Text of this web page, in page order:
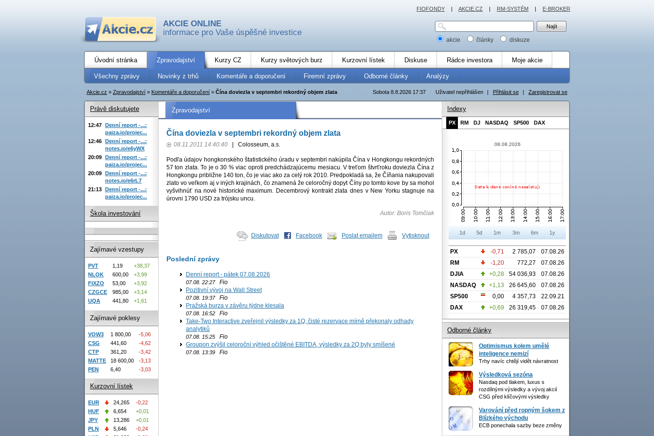
AKCIE ONLINE
informace pro Vaše úspěšné investice
akcie články diskuze
Úvodní stránka Zpravodajství Kurzy CZ Kurzy světových burz Kurzovní lístek Diskuse Rádce investora Moje akcie
Všechny zprávy Novinky z trhů Komentáře a doporučení Firemní zprávy Odborné články Analýzy
Uživatel nepřihlášen | Přihlásit se | Zaregistrovat se
Sobota 8.8.2026 17:37
Akcie.cz » Zpravodajství » Komentáře a doporučení » Čína doviezla v septembri rekordný objem zlata
Zpravodajství
Čína doviezla v septembri rekordný objem zlata
08.11.2011 14:40:40 Colosseum, a.s.
Podľa údajov hongkonského štatistického úradu v septembri nakúpila Čína v Hongkongu rekordných
57 ton zlata. To je o 30 % viac oproti predchádzajúcemu mesiacu. V treťom štvrťroku doviezla Čína z
Hongkongu približne 140 ton, čo je viac ako za celý rok 2010. Predpokladá sa, že Číňania nakupovali
zlato vo veľkom aj v iných krajinách, čo znamená že celoročný dopyt Číny po tomto kove by sa mohol
vyšvihnúť na nové historické maximum. Decembrový kontrakt zlata dnes v New Yorku stagnuje na
úrovni 1790 USD za trójsku uncu.
Autor: Boris Tomčiak
Diskutovat Facebook Poslat emailem Vytisknout
Poslední zprávy
Denní report - pátek 07.08.2026
07.08. 22:27Fio
Pozitivní vývoj na Wall Street
07.08. 19:37Fio
Pražská burza v závěru týdne klesala
07.08. 16:52 Fio
Take-Two Interactive zveřejnil výsledky za 1Q, čisté rezervace mírně překonaly odhady
analytiků
07.08. 15:25 Fio
Groupon zvýšil celoroční výhled očištěné EBITDA, výsledky za 2Q byly smíšené
07.08. 13:39 Fio
Právě diskutujete
12:47 Denní report -...:
paiza.io/projec...
12:46 Denní report -...:
notes.io/e6yWX
20:09 Denní report -...:
paiza.io/projec...
20:09 Denní report -...:
notes.io/e6rL7
21:13 Denní report -...:
paiza.io/projec...
Škola investování
Zajímavé vzestupy
PVT 1,19
+38,37
NLOK
600,00
+3,99
FIXZO
53,00
+3,92
CZGCE
985,00
+3,14
UQA
441,80 +1,61
Zajímavé poklesy
VOW3 1 800,00
-5,06
CSG
441,60
-4,62
CTP
361,20
-3,42
MATTE
18 600,00
-3,13
PEN
6,40 -3,03
Kurzovní lístek
EUR 24,265
-0,22
HUF
6,654
+0,01
JPY
13,286
+0,01
PLN
5,646
-0,24
Indexy
PX RM DJ NASDAQ SP500 DAX
08.08.2026
1d 5d 1m 3m 6m 1y
PX -0,71 2 785,07
07.08.26
RM
-1,20 772,27
07.08.26
DJIA
+0,28 54 036,93
07.08.26
NASDAQ
+1,13 26 645,60
07.08.26
SP500
0,00 4 357,73
22.09.21
DAX
+0,69 26 319,45 07.08.26
Odborné články
Optimismus kolem umělé
inteligence nemizí
Trhy navíc chtějí vidět návratnost
Výsledková sezóna
Nasdaq pod tlakem, luxus s
rozdílnými výsledky a vývoj akcií
CSG před klíčovými výsledky
Varování před ropným šokem z
Blízkého východu
ECB ponechala sazby beze změny
FIOFONDY | AKCIE.CZ | RM-SYSTÉM | E-BROKER